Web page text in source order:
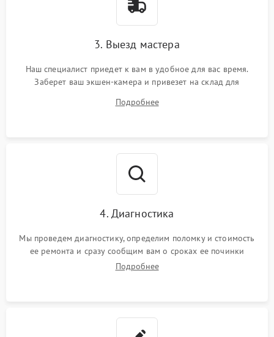
3. Выезд мастера
Наш специалист приедет к вам в удобное для вас время.
Заберет ваш экшен-камера и привезет на склад для
Подробнее
4. Диагностика
Мы проведем диагностику, определим поломку и стоимость
ее ремонта и сразу сообщим вам о сроках ее починки
Подробнее